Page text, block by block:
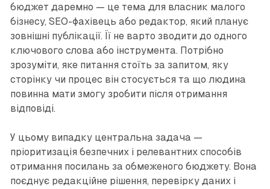
бюджет даремно — це тема для власник малого
бізнесу, SEO-фахівець або редактор, який планує
зовнішні публікації. Її не варто зводити до одного
ключового слова або інструмента. Потрібно
зрозуміти, яке питання стоїть за запитом, яку
сторінку чи процес він стосується та що людина
повинна мати змогу зробити після отримання
відповіді.
У цьому випадку центральна задача —
пріоритизація безпечних і релевантних способів
отримання посилань за обмеженого бюджету. Вона
поєднує редакційне рішення, перевірку даних і